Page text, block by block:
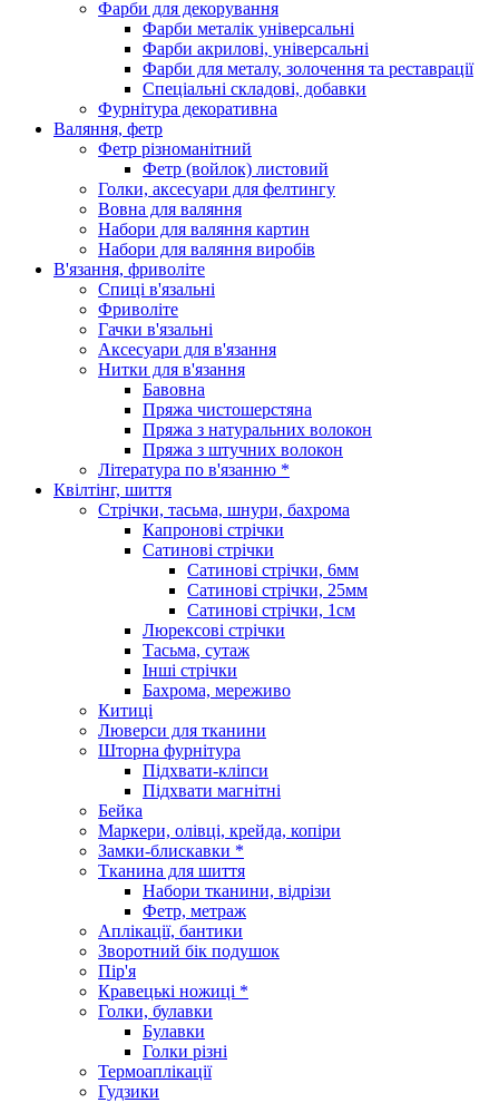
Фарби для декорування
Фарби металік універсальні
Фарби акрилові, універсальні
Фарби для металу, золочення та реставрації
Спеціальні складові, добавки
Фурнітура декоративна
Валяння, фетр
Фетр різноманітний
Фетр (войлок) листовий
Голки, аксесуари для фелтингу
Вовна для валяння
Набори для валяння картин
Набори для валяння виробів
В'язання, фриволіте
Спиці в'язальні
Фриволіте
Гачки в'язальні
Аксесуари для в'язання
Нитки для в'язання
Бавовна
Пряжа чистошерстяна
Пряжа з натуральних волокон
Пряжа з штучних волокон
Література по в'язанню *
Квілтінг, шиття
Стрічки, тасьма, шнури, бахрома
Капронові стрічки
Сатинові стрічки
Сатинові стрічки, 6мм
Сатинові стрічки, 25мм
Сатинові стрічки, 1см
Люрексові стрічки
Тасьма, сутаж
Інші стрічки
Бахрома, мереживо
Китиці
Люверси для тканини
Шторна фурнітура
Підхвати-кліпси
Підхвати магнітні
Бейка
Маркери, олівці, крейда, копіри
Замки-блискавки *
Тканина для шиття
Набори тканини, відрізи
Фетр, метраж
Аплікації, бантики
Зворотний бік подушок
Пір'я
Кравецькі ножиці *
Голки, булавки
Булавки
Голки різні
Термоаплікації
Гудзики